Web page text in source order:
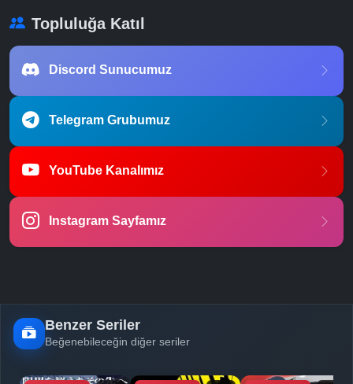
Topluluğa Katıl
Discord Sunucumuz
Telegram Grubumuz
YouTube Kanalımız
Instagram Sayfamız
Benzer Seriler
Beğenebileceğin diğer seriler